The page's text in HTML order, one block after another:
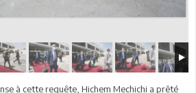
à cette requête, Hichem Mechichi a prêté